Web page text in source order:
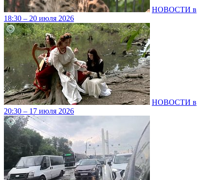
НОВОСТИ в
18:30 – 20 июля 2026
НОВОСТИ в
20:30 – 17 июля 2026